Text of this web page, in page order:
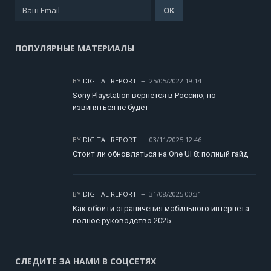
ПОПУЛЯРНЫЕ МАТЕРИАЛЫ
BY DIGITAL REPORT
25/05/2022 19:14
Sony Playstation вернется в Россию, но
извиняться не будет
BY DIGITAL REPORT
03/11/2025 12:46
Стоит ли обновляться на One UI 8: полный гайд
BY DIGITAL REPORT
31/08/2025 00:31
Как обойти ограничения мобильного интернета:
полное руководство 2025
СЛЕДИТЕ ЗА НАМИ В СОЦСЕТЯХ